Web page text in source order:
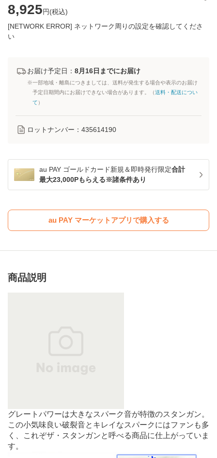
8,925円(税込)
[NETWORK ERROR] ネットワーク周りの設定を確認してくださ
い
お届け予定日： 8月16日までにお届け
※一部地域・離島につきましては、送料が発生する場合や表示のお届け
予定日期間内にお届けできない場合があります。（送料・配送につい
て ）
ロットナンバー： 435614190
au PAY ゴールドカード新規＆即時発行限定合計
最大23,000Pもらえる※諸条件あり
au PAY マーケットアプリで購入する
商品説明
グレートパワーは大きなスパーク音が特徴のスタンガン。
この小気味良い破裂音とキレイなスパークにはファンも多
く、これぞザ・スタンガンと呼べる商品に仕上がっていま
す。